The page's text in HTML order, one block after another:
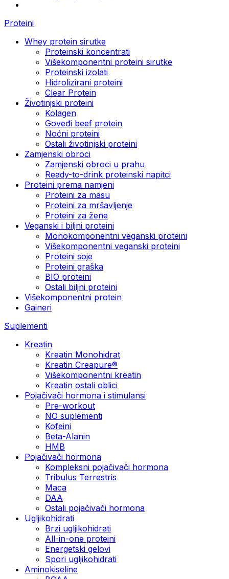
Proteini
Whey protein sirutke
Proteinski koncentrati
Višekomponentni proteini sirutke
Proteinski izolati
Hidrolizirani proteini
Clear Protein
Životinjski proteini
Kolagen
Goveđi beef protein
Noćni proteini
Ostali životinjski proteini
Zamjenski obroci
Zamjenski obroci u prahu
Ready-to-drink proteinski napitci
Proteini prema namjeni
Proteini za masu
Proteini za mršavljenje
Proteini za žene
Veganski i biljni proteini
Monokomponentni veganski proteini
Višekomponentni veganski proteini
Proteini soje
Proteini graška
BIO proteini
Ostali biljni proteini
Višekomponentni protein
Gaineri
Suplementi
Kreatin
Kreatin Monohidrat
Kreatin Creapure®
Višekomponentni kreatin
Kreatin ostali oblici
Pojačivači hormona i stimulansi
Pre-workout
NO suplementi
Kofeini
Beta-Alanin
HMB
Pojačivači hormona
Kompleksni pojačivači hormona
Tribulus Terrestris
Maca
DAA
Ostali pojačivači hormona
Ugljikohidrati
Brzi ugljikohidrati
All-in-one proteini
Energetski gelovi
Spori ugljikohidrati
Aminokiseline